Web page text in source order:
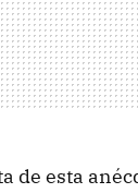
de esta